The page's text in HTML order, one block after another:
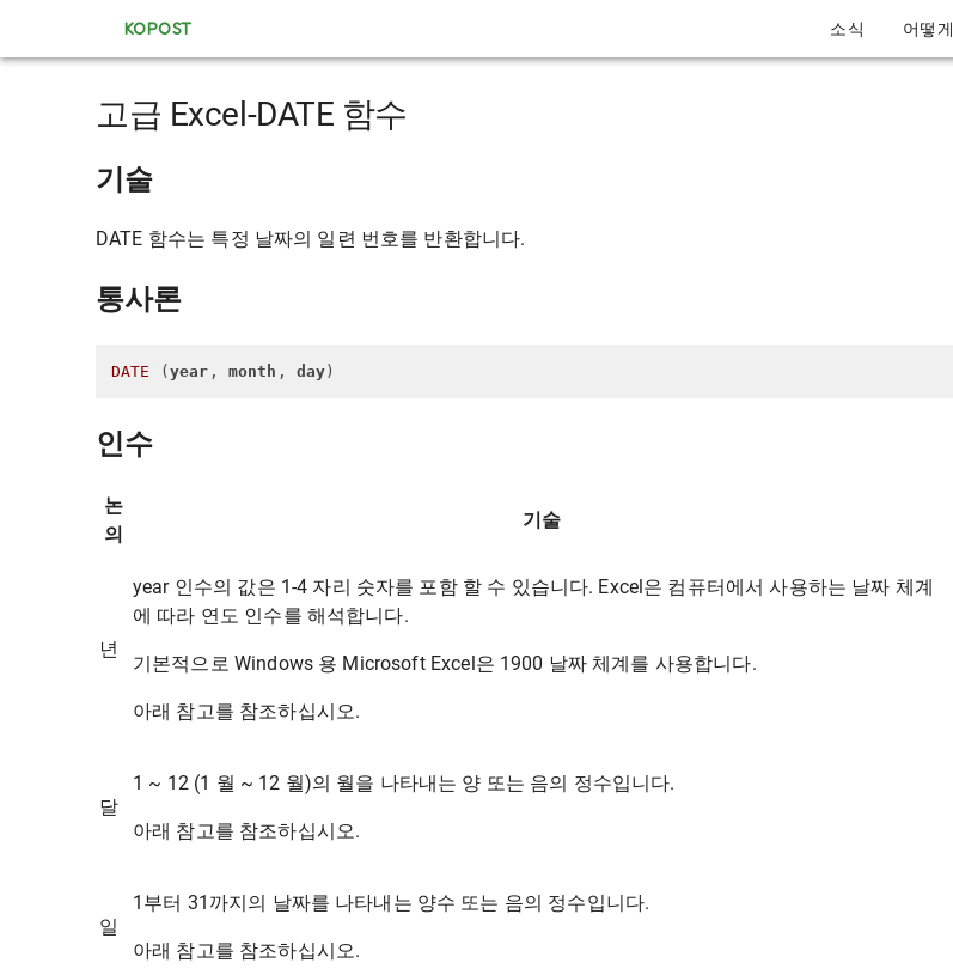
KOPOST 소식 어떻게
고급 Excel-DATE 함수
기술
DATE 함수는 특정 날짜의 일련 번호를 반환합니다.
통사론
DATE (year , month , day)
인수
논
의
기술
년
year 인수의 값은 1-4 자리 숫자를 포함 할 수 있습니다. Excel은 컴퓨터에서 사용하는 날짜 체계
에 따라 연도 인수를 해석합니다.
기본적으로 Windows 용 Microsoft Excel은 1900 날짜 체계를 사용합니다.
아래 참고를 참조하십시오.
달
1 ~ 12 (1 월 ~ 12 월)의 월을 나타내는 양 또는 음의 정수입니다.
아래 참고를 참조하십시오.
일
1부터 31까지의 날짜를 나타내는 양수 또는 음의 정수입니다.
아래 참고를 참조하십시오.